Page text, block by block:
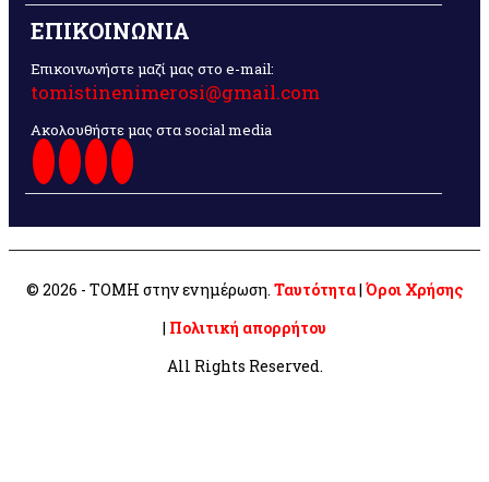
ΕΠΙΚΟΙΝΩΝΙΑ
Επικοινωνήστε μαζί μας στο e-mail:
tomistinenimerosi@gmail.com
Ακολουθήστε μας στα social media
© 2026 - ΤΟΜΗ στην ενημέρωση. Ταυτότητα| Όροι Χρήσης
| Πολιτική απορρήτου
All Rights Reserved.